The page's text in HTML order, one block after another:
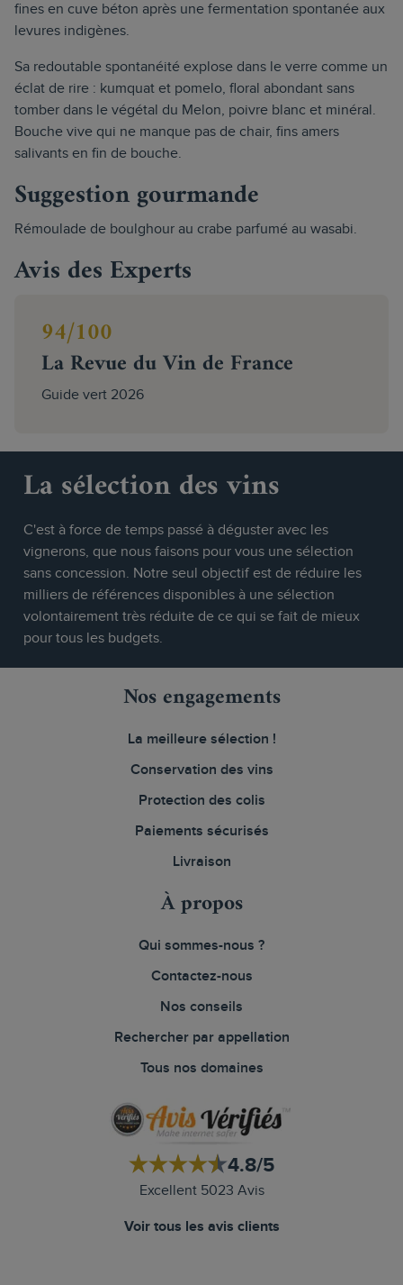
fines en cuve béton après une fermentation spontanée aux
levures indigènes.
Sa redoutable spontanéité explose dans le verre comme un
éclat de rire : kumquat et pomelo, floral abondant sans
tomber dans le végétal du Melon, poivre blanc et minéral.
Bouche vive qui ne manque pas de chair, fins amers
salivants en fin de bouche.
Suggestion gourmande
Rémoulade de boulghour au crabe parfumé au wasabi.
Avis des Experts
94/100
La Revue du Vin de France
Guide vert 2026
La sélection des vins
C'est à force de temps passé à déguster avec les
vignerons, que nous faisons pour vous une sélection
sans concession. Notre seul objectif est de réduire les
milliers de références disponibles à une sélection
volontairement très réduite de ce qui se fait de mieux
pour tous les budgets.
Nos engagements
La meilleure sélection !
Conservation des vins
Protection des colis
Paiements sécurisés
Livraison
À propos
Qui sommes-nous ?
Contactez-nous
Nos conseils
Rechercher par appellation
Tous nos domaines
4.8/5
Excellent 5023 Avis
Voir tous les avis clients